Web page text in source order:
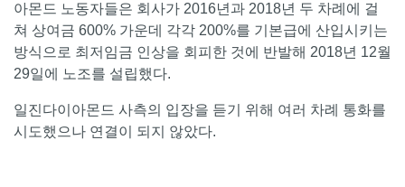
아몬드 노동자들은 회사가 2016년과 2018년 두 차례에 걸
쳐 상여금 600% 가운데 각각 200%를 기본급에 산입시키는
방식으로 최저임금 인상을 회피한 것에 반발해 2018년 12월
29일에 노조를 설립했다.
일진다이아몬드 사측의 입장을 듣기 위해 여러 차례 통화를
시도했으나 연결이 되지 않았다.